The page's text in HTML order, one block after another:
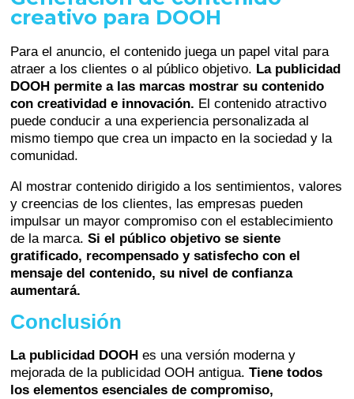
creativo para DOOH
Para el anuncio, el contenido juega un papel vital para
atraer a los clientes o al público objetivo. La publicidad
DOOH permite a las marcas mostrar su contenido
con creatividad e innovación. El contenido atractivo
puede conducir a una experiencia personalizada al
mismo tiempo que crea un impacto en la sociedad y la
comunidad.
Al mostrar contenido dirigido a los sentimientos, valores
y creencias de los clientes, las empresas pueden
impulsar un mayor compromiso con el establecimiento
de la marca.Si el público objetivo se siente
gratificado, recompensado y satisfecho con el
mensaje del contenido, su nivel de confianza
aumentará.
Conclusión
La publicidad DOOH es una versión moderna y
mejorada de la publicidad OOH antigua.Tiene todos
los elementos esenciales de compromiso,